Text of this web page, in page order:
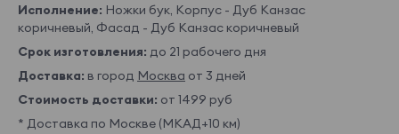
Исполнение: Ножки бук, Корпус - Дуб Канзас
коричневый, Фасад - Дуб Канзас коричневый
Срок изготовления: до 21 рабочего дня
Доставка: в город Москва от 3 дней
Стоимость доставки: от 1499 руб
* Доставка по Москве (МКАД+10 км)